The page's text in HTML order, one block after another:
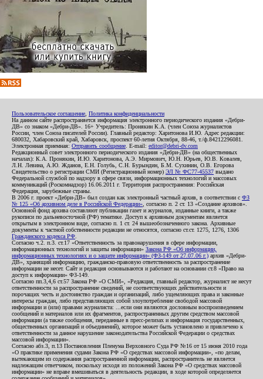
Пользовательское соглашение Политика конфиденциальности
На данном сайте распространяется информация электронного периодического издания «Дебри-
ДВ» со знаком «Дебри-ДВ». 16+ Учредитель: Пронякин К.А. (член Союза журналистов
России, член Союза писателей России). Главный редактор: Харитонова И.Ю. Адрес редакции:
680032, Хабаровский край, Хабаровск, проспект 60-летия Октября, 88-46, т./ф.84212296081.
Электронная приемная: Отправить сообщение . E-mail: editor@debri-dv.com
Редакционный совет электронного периодического издания «Дебри-ДВ» (на общественных
началах): К.А. Пронякин, И.Ю. Харитонова, А.Э. Мирмович, Ю.Н. Юрьев, Ю.В. Ковалев,
Л.Н. Левина, А.Ю. Жданов, Е.Н. Голубь, С.Н. Бурындин, Б.М. Сухинин, О.В. Егорова
Свидетельство о регистрации СМИ (Регистрационный номер) ЭЛ № ФС77-45537 выдано
Федеральной службой по надзору в сфере связи, информационных технологий и массовых
коммуникаций (Роскомнадзор) 16.06.2011 г. Территория распространения: Российская
Федерация, зарубежные страны.
В 2006 г. проект «Дебри-ДВ» был создан как электронный частный архив, в соответствии с ФЗ
№ 125 «Об архивном деле в Российской Федерации» , согласно п. 2 ст. 13 «Создание архивов».
Основной фонд архива составляют публикации газет и журналов, изданные книги, а также
рукописи по дальневосточной (РФ) тематике. Доступ к архивным документам является
открытым в электронном виде, согласно п. 1 ст. 24 вышеобозначенного закона. Архивные
документы к частной собственности редакции не относятся, согласно ст.ст. 1275, 1276, 1306
Гражданского кодекса РФ
Согласно ч.2. п.3. ст.17 «Ответственность за правонарушения в сфере информации,
информационных технологий и защиты информации» Закона РФ «Об информации,
информационных технологиях и о защите информации» (ФЗ-149 от 27.07.06 г.) архив «Дебри-
ДВ», хранящий информацию, гражданско-правовую ответственность за распространение
информации не несет. Сайт и редакция основываются и работают на основании ст.8 «Право на
доступ к информации» ФЗ-149.
Согласно пп.3,4,6 ст.57 Закона РФ «О СМИ», «Редакция, главный редактор, журналист не несут
ответственности за распространение сведений, не соответствующих действительности и
порочащих честь и достоинство граждан и организаций, либо ущемляющих права и законные
интересы граждан, либо представляющих собой злоупотребление свободой массовой
информации и (или) правами журналиста: ...если они являются дословным воспроизведением
сообщений и материалов или их фрагментов, распространенных другим средством массовой
информации (а также сообщения, переданные в пресс-релизах и информация государственных,
общественных организаций и объединений), которое может быть установлено и привлечено к
ответственности за данное нарушение законодательства Российской Федерации о средствах
массовой информации».
Согласно абз.3, п.13 Постановления Пленума Верховного Суда РФ №16 от 15 июня 2010 года
«О практике применения судами Закона РФ «О средствах массовой информации», «по делам,
вытекающим из содержания распространенной информации, распространитель не является
надлежащим ответчиком, поскольку исходя из положений Закона РФ «О средствах массовой
информации» не вправе вмешиваться в деятельность редакции, в ходе которой определяется